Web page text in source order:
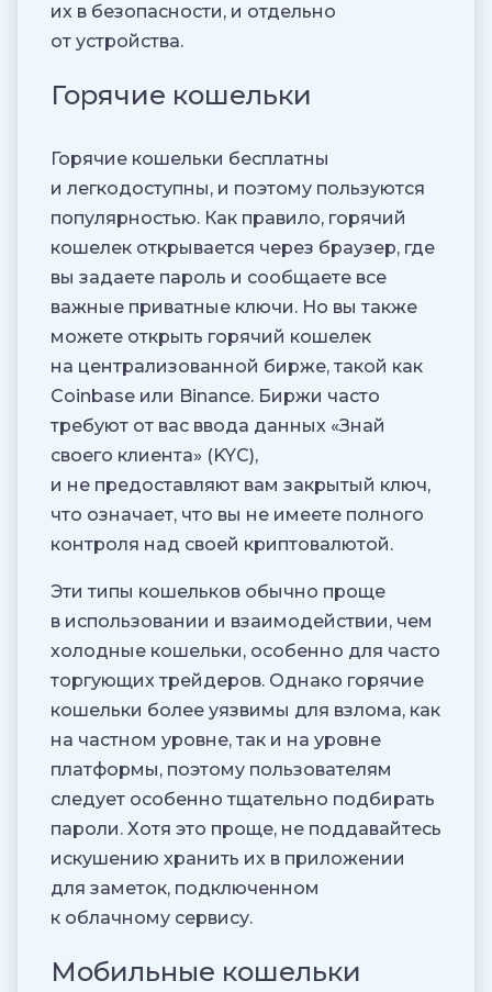
их в безопасности, и отдельно
от устройства.
Горячие кошельки
Горячие кошельки бесплатны
и легкодоступны, и поэтому пользуются
популярностью. Как правило, горячий
кошелек открывается через браузер, где
вы задаете пароль и сообщаете все
важные приватные ключи. Но вы также
можете открыть горячий кошелек
на централизованной бирже, такой как
Coinbase или Binance. Биржи часто
требуют от вас ввода данных «Знай
своего клиента» (KYC),
и не предоставляют вам закрытый ключ,
что означает, что вы не имеете полного
контроля над своей криптовалютой.
Эти типы кошельков обычно проще
в использовании и взаимодействии, чем
холодные кошельки, особенно для часто
торгующих трейдеров. Однако горячие
кошельки более уязвимы для взлома, как
на частном уровне, так и на уровне
платформы, поэтому пользователям
следует особенно тщательно подбирать
пароли. Хотя это проще, не поддавайтесь
искушению хранить их в приложении
для заметок, подключенном
к облачному сервису.
Мобильные кошельки